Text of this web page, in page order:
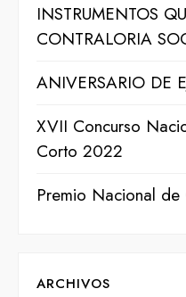
INSTRUMENTOS
CONTRALORIA
ANIVERSARIO DE
XVII Concurso
Corto 2022
Premio Nacional
ARCHIVOS